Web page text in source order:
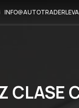
CLASE